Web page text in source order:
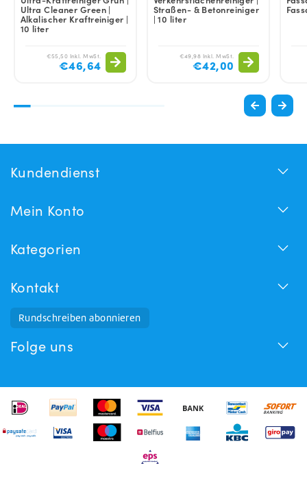
Ultra Cleaner Green |
Alkalischer Kraftreiniger |
10 liter
€55,50 Inkl. MwSt.
€46,64
Straßen- & Betonreiniger
| 10 liter
€49,98 Inkl. MwSt.
€42,00
Kundendienst
Mein Konto
Kategorien
Kontakt
Rundschreiben abonnieren
Folge uns